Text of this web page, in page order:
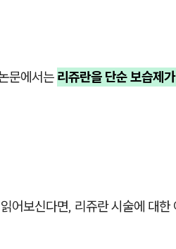
문에서는 리쥬란을 단순 보습제
어보신다면, 리쥬란 시술에 대